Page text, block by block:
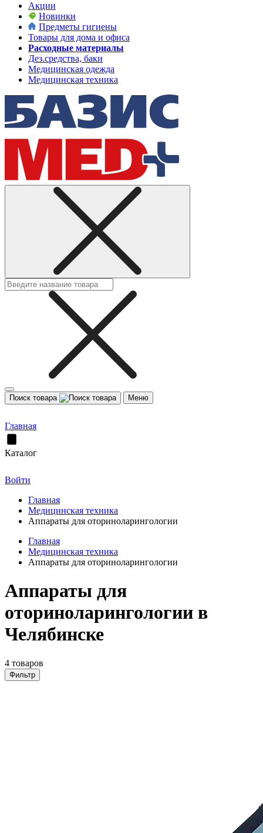
Акции
Новинки
Предметы гигиены
Товары для дома и офиса
Расходные материалы
Дез.средства, баки
Медицинская одежда
Медицинская техника
Поиск товара Меню
Главная
Каталог
Войти
Главная
Медицинская техника
Аппараты для оториноларингологии
Главная
Медицинская техника
Аппараты для оториноларингологии
Аппараты для
оториноларингологии в
Челябинске
4 товаров
Фильтр